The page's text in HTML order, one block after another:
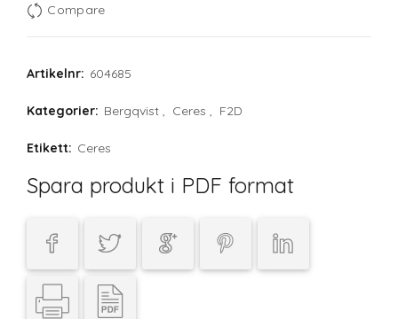
Compare
Artikelnr: 604685
Kategorier: Bergqvist , Ceres , F2D
Etikett: Ceres
Spara produkt i PDF format